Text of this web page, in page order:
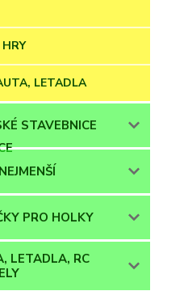
LETADLA
STAVEBNICE
PRO HOLKY
LETADLA, RC